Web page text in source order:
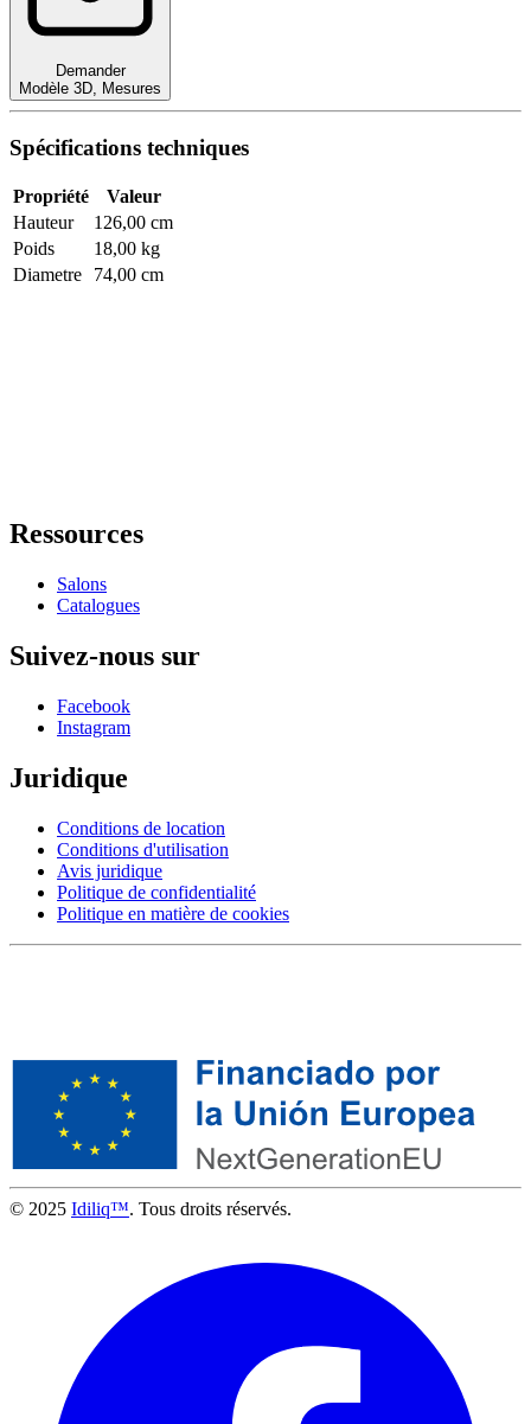
Demander
Modèle 3D
Mesures
Spécifications techniques
Propriété
Valeur
Hauteur
126,00 cm
Poids
18,00 kg
Diametre
74,00 cm
Ressources
Salons
Catalogues
Suivez-nous sur
Facebook
Instagram
Juridique
Conditions de location
Conditions d'utilisation
Avis juridique
Politique de confidentialité
Politique en matière de cookies
© 2025 Idiliq™. Tous droits réservés.